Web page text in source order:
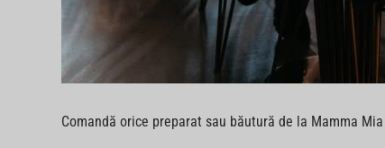
Comandă orice preparat sau băutură de la Mamma